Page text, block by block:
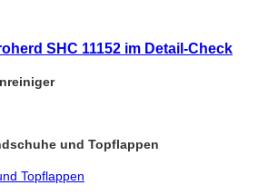
SHC 11152 im Detail-Check
und Topflappen